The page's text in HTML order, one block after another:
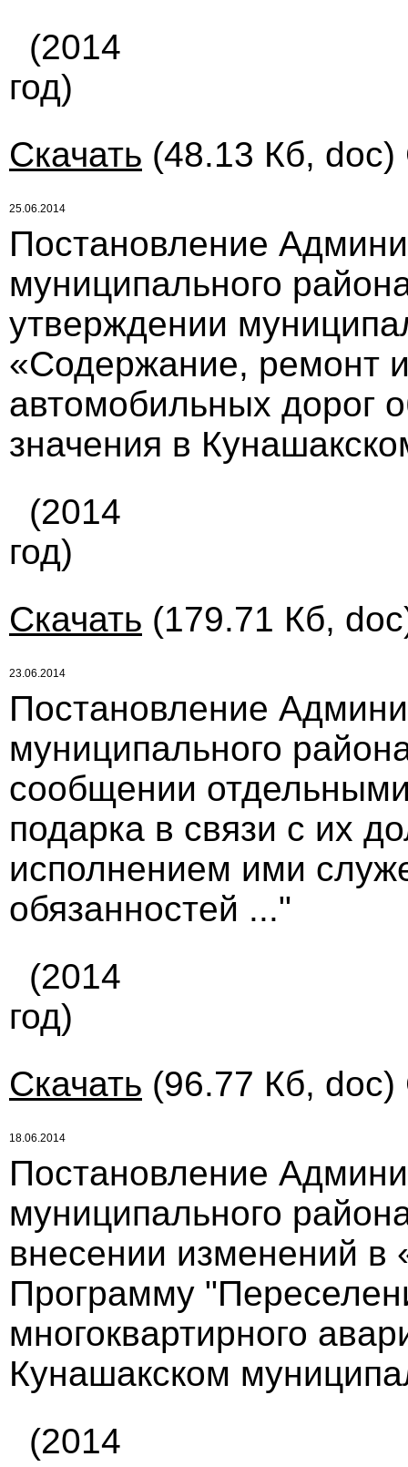
(2014
год)
Скачать (48.13 Кб, doc)
25.06.2014
Постановление
муниципального
утверждении
«Содержание, ремонт
автомобильных дорог
значения в
(2014
год)
Скачать (179.71 Кб,
23.06.2014
Постановление
муниципального
сообщении
подарка в связи с их
исполнением ими
обязанностей ..."
(2014
год)
Скачать (96.77 Кб, doc)
18.06.2014
Постановление
муниципального
внесении изменений
Программу
многоквартирного
Кунашакском
(2014